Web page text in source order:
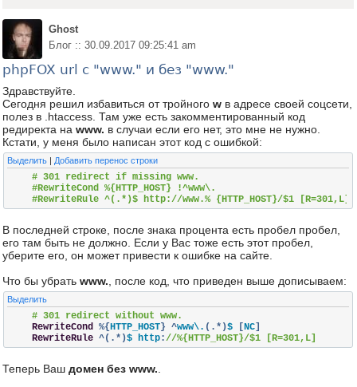
Ghost
Блог :: 30.09.2017 09:25:41 am
phpFOX url с "www." и без "www."
Здравствуйте.
Сегодня решил избавиться от тройного w в адресе своей соцсети,
полез в .htaccess. Там уже есть закомментированный код
редиректа на www. в случаи если его нет, это мне не нужно.
Кстати, у меня было написан этот код с ошибкой:
Выделить | Добавить перенос строки
# 301 redirect if missing www.
#RewriteCond %{HTTP_HOST} !^www\.
#RewriteRule ^(.*)$ http://www.% {HTTP_HOST}/$1 [R=301,L]
В последней строке, после знака процента есть пробел пробел,
его там быть не должно. Если у Вас тоже есть этот пробел,
уберите его, он может привести к ошибке на сайте.
Что бы убрать www. , после код, что приведен выше дописываем:
Выделить
# 301 redirect without www.
RewriteCond %{HTTP_HOST} ^www\. (.*)$ [NC]
RewriteRule ^(.*)$ http://%{HTTP_HOST}/$1 [R=301,L]
Теперь Ваш домен без www.